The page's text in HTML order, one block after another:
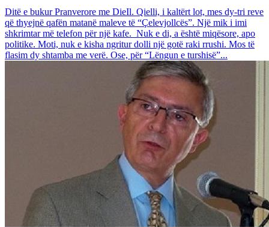
Ditë e bukur Pranverore me DieIl. Qielli, i kaltërt lot, mes dy-tri reve
që thyejnë qafën matanë maleve të “Çelevjollcës”. Një mik i imi
shkrimtar më telefon për një kafe. Nuk e di, a është miqësore, apo
politike. Moti, nuk e kisha ngritur dolli një gotë raki rrushi. Mos të
flasim dy shtamba me verë. Ose, për “Lëngun e turshisë”...